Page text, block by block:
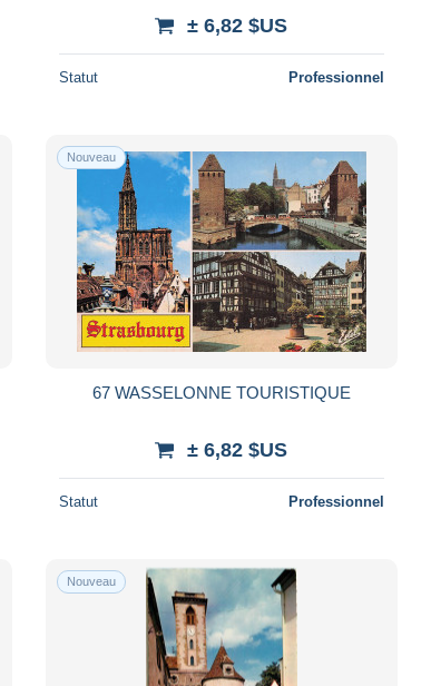
± 6,82 $US
Statut Professionnel
Nouveau
67 WASSELONNE TOURISTIQUE
± 6,82 $US
Statut Professionnel
Nouveau